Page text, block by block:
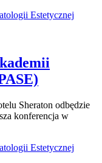
Sheraton odbędzie
konferencja w